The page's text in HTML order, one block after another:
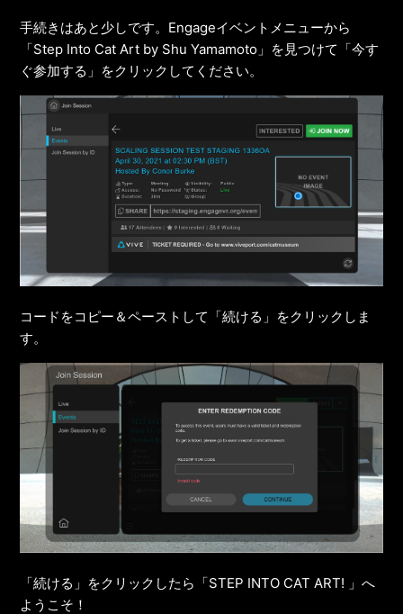
手続きはあと少しです。Engageイベントメニューから
「Step Into Cat Art by Shu Yamamoto」を見つけて「今す
ぐ参加する」をクリックしてください。
コードをコピー＆ペーストして「続ける」をクリックしま
す。
「続ける」をクリックしたら「STEP INTO CAT ART! 」へ
ようこそ！